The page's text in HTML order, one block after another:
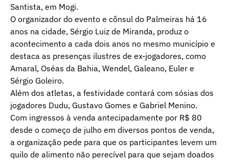
Santista, em Mogi.
O organizador do evento e cônsul do Palmeiras há 16
anos na cidade, Sérgio Luiz de Miranda, produz o
acontecimento a cada dois anos no mesmo município e
destaca as presenças ilustres de ex-jogadores, como
Amaral, Oséas da Bahia, Wendel, Galeano, Euler e
Sérgio Goleiro.
Além dos atletas, a festividade contará com sósias dos
jogadores Dudu, Gustavo Gomes e Gabriel Menino.
Com ingressos à venda antecipadamente por R$ 80
desde o começo de julho em diversos pontos de venda,
a organização pede para que os participantes levem um
quilo de alimento não perecível para que sejam doados